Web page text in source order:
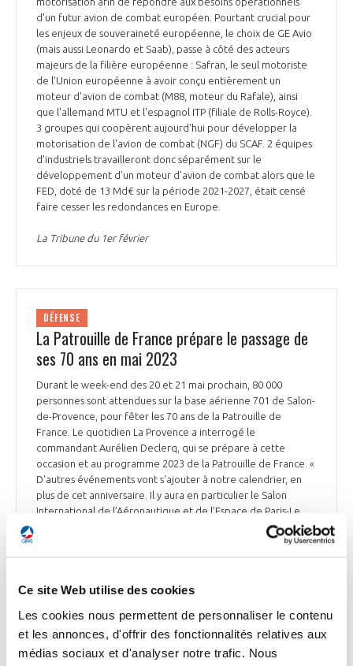
Ce site Web utilise des cookies
Les cookies nous permettent de personnaliser le contenu
et les annonces, d'offrir des fonctionnalités relatives aux
médias sociaux et d'analyser notre trafic. Nous
d'un futur avion de combat européen. Pourtant crucial pour
les enjeux de souveraineté européenne, le choix de GE Avio
(mais aussi Leonardo et Saab), passe à côté des acteurs
majeurs de la filière européenne : Safran, le seul motoriste
de l'Union européenne à avoir conçu entièrement un
moteur d'avion de combat (M88, moteur du Rafale), ainsi
que l'allemand MTU et l'espagnol ITP (filiale de Rolls-Royce).
3 groupes qui coopèrent aujourd'hui pour développer la
motorisation de l'avion de combat (NGF) du SCAF. 2 équipes
d'industriels travailleront donc séparément sur le
développement d'un moteur d'avion de combat alors que le
FED, doté de 13 Md€ sur la période 2021-2027, était censé
faire cesser les redondances en Europe.
La Tribune du 1er février
DÉFENSE
La Patrouille de France prépare le passage de
ses 70 ans en mai 2023
Durant le week-end des 20 et 21 mai prochain, 80 000
personnes sont attendues sur la base aérienne 701 de Salon-
de-Provence, pour fêter les 70 ans de la Patrouille de
France. Le quotidien La Provence a interrogé le
commandant Aurélien Declerq, qui se prépare à cette
occasion et au programme 2023 de la Patrouille de France. «
D'autres événements vont s'ajouter à notre calendrier, en
plus de cet anniversaire. Il y aura en particulier le Salon
International de l’Aéronautique et de l’Espace de Paris-Le
Bourget, en juin. Et ce sera aussi la 2ème année « d'après
Covid », avec un calendrier estival, que je ne peux pas encore
dévoiler, mais qui nous permettra d'évoluer au plus près des
Aurélien Declerq. Il rappelle que le rôle de l’armée de l’Air
pilotes de la Patrouille de France en deviennent des
ambassadeurs, avant de retourner en unité de combat.
L'armée de l'Air et de l’Espace a pris le virage